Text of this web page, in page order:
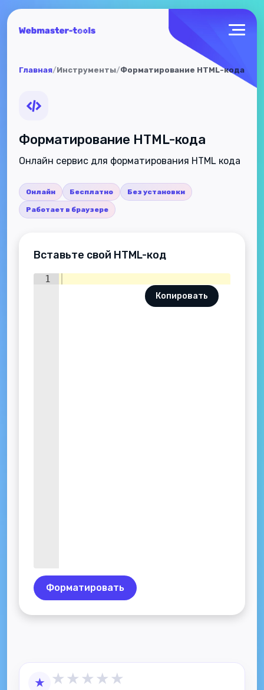
Главная/Инструменты/Форматирование HTML-кода
Форматирование HTML-кода
Онлайн сервис для форматирования HTML кода
Онлайн Бесплатно Без установки
Работает в браузере
Вставьте свой HTML-код
Копировать
1
Форматировать
★ ★ ★ ★ ★ ★